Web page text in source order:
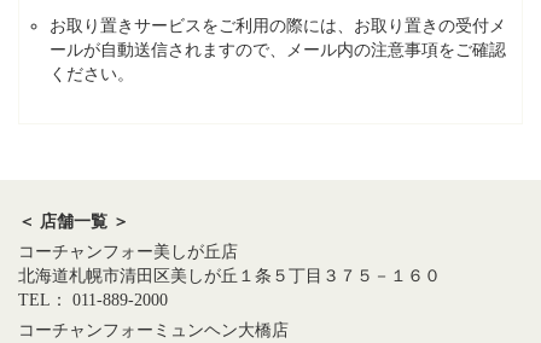
お取り置きサービスをご利用の際には、お取り置きの受付メ
ールが自動送信されますので、メール内の注意事項をご確認
ください。
＜ 店舗一覧 ＞
コーチャンフォー美しが丘店
北海道札幌市清田区美しが丘１条５丁目３７５－１６０
TEL： 011-889-2000
コーチャンフォーミュンヘン大橋店